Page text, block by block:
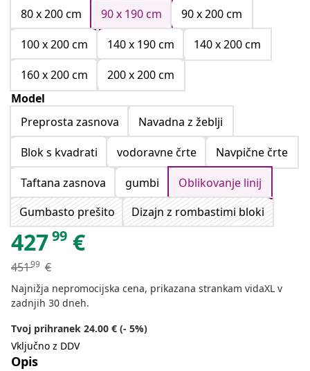
80 x 200 cm
90 x 190 cm
90 x 200 cm
100 x 200 cm
140 x 190 cm
140 x 200 cm
160 x 200 cm
200 x 200 cm
Model
Preprosta zasnova
Navadna z žeblji
Blok s kvadrati
vodoravne črte
Navpične črte
Taftana zasnova
gumbi
Oblikovanje linij
Gumbasto prešito
Dizajn z rombastimi bloki
42799 €
45199 €
Najnižja nepromocijska cena, prikazana strankam vidaXL v
zadnjih 30 dneh.
Tvoj prihranek 24.00 € (- 5%)
Vključno z DDV
Opis